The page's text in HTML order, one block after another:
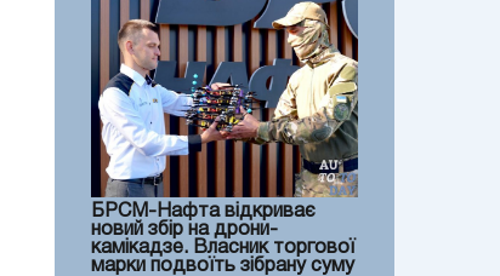
БРСМ-Нафта відкриває
новий збір на дрони-
камікадзе. Власник торгової
марки подвоїть зібрану суму